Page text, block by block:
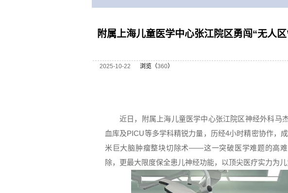
附属上海儿童医学中心张江院区勇闯“无人
2025-10-22 浏览（360）
近日，附属上海儿童医学中心张江院区神经外科马
血库及PICU等多学科精锐力量，历经4小时精密协作，
米巨大脑肿瘤整块切除术——这一突破医学难题的高难
除，更最大限度保全患儿神经功能，以顶尖医疗实力为